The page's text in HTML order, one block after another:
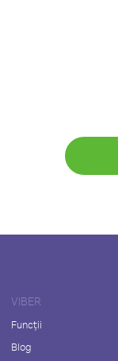
VIBER
Funcții
Blog